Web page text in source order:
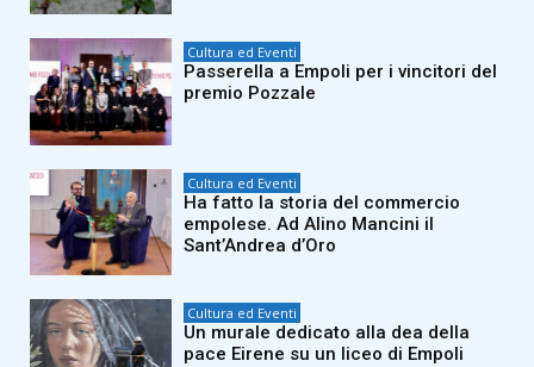
Cultura ed Eventi
Passerella a Empoli per i vincitori del
premio Pozzale
Cultura ed Eventi
Ha fatto la storia del commercio
empolese. Ad Alino Mancini il
Sant’Andrea d’Oro
Cultura ed Eventi
Un murale dedicato alla dea della
pace Eirene su un liceo di Empoli